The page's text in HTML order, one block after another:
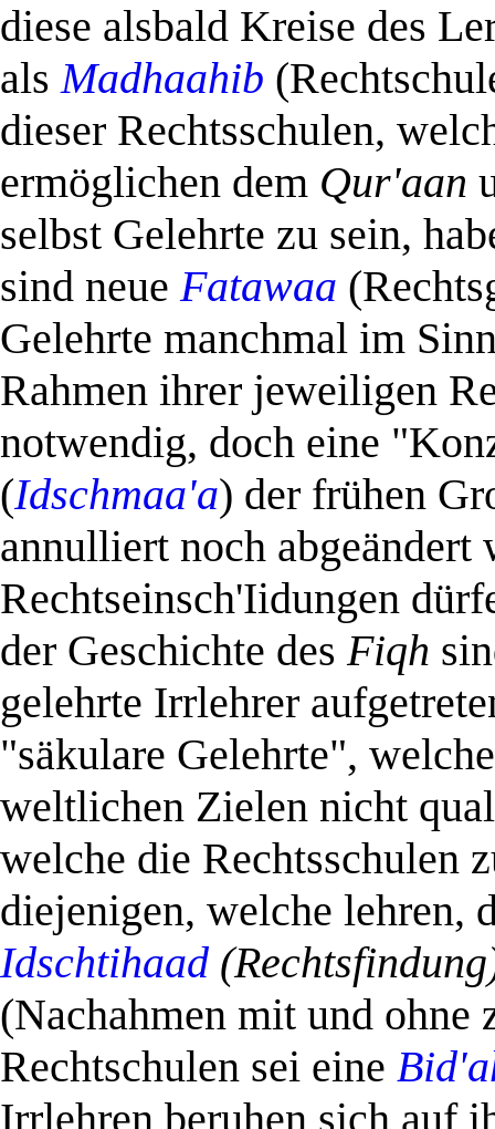
diese alsbald Kreise des
alsMadhaahib
dieser Rechtsschulen,
ermöglichen dem Qur'aan
selbst Gelehrte zu sein,
sind neueFatawaa
Gelehrte manchmal im
Rahmen ihrer jeweiligen
notwendig, doch eine
(Idschmaa'a) der frühen
annulliert noch abgeändert
Rechtseinsch'Iidungen
der Geschichte desFiqh
gelehrte Irrlehrer
"säkulare Gelehrte",
weltlichen Zielen nicht
welche die Rechtsschulen
diejenigen, welche lehren,
Idschtihaad
(Nachahmen mit und ohne
Rechtschulen sei eine
Irrlehren beruhen sich auf